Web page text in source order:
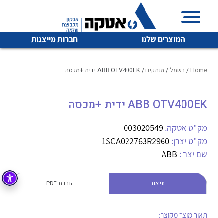
המוצרים שלנו חברות מייצגות
איכות | שרות | זמינות
והפצה של מוצרי
מיתוג, בקרה , ואינסטלציה חשמלית ופעילה ב7 תחומים:
חשמל
רובוטיקה ואוטומציה תעשייתית
Home
/ חשמל / מנתקים / ABB OTV400EK ידית +מכסה
ABB OTV400EK ידית +מכסה
מק"ט אטקה: 003020549
מק"ט יצרן: 1SCA022763R2960
שם יצרן: ABB
תיאור הורדת PDF
תאור מוצר מקוצר: